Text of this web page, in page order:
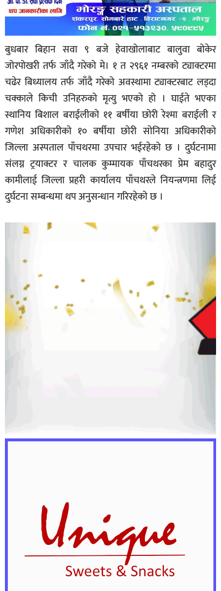
बुधबार बिहान सवा ९ बजे हेवाखोलाबाट बालुवा बोकेर
जोरपोखरी तर्फ जाँदै गरेको मे। १ त २९६१ नम्बरको ट्याक्टरमा
चढेर बिध्यालय तर्फ जाँदै गरेको अवस्थामा ट्याक्टरबाट लड्दा
चक्काले किची उनिहरुको मृत्यु भएको हो । घाईते भएका
स्थानिय बिशाल बराईलीको ११ बर्षीया छोरी रेश्मा बराईली र
गणेश अधिकारीको १० बर्षीया छोरी सोनिया अधिकारीको
जिल्ला अस्पताल पाँचथरमा उपचार भईरहेको छ । दुर्घटनामा
संलग्न ट्रयाक्टर र चालक कुम्मायक पाँचथरका प्रेम बहादुर
कामीलाई जिल्ला प्रहरी कार्यालय पाँचथरले नियन्त्रणमा लिई
दुर्घटना सम्बन्धमा थप अनुसन्धान गरिरहेको छ ।